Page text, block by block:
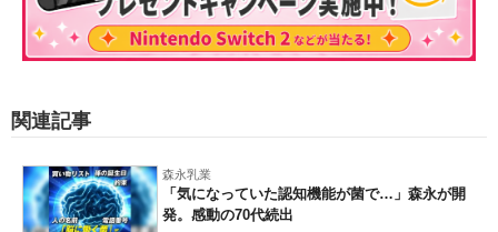
関連記事
森永乳業
「気になっていた認知機能が菌で…」森永が開
発。感動の70代続出